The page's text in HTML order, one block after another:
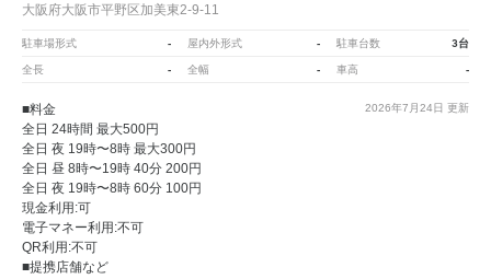
大阪府大阪市平野区加美東2-9-11
駐車場形式 - 屋内外形式 - 駐車台数 3台
全長 - 全幅 - 車高 -
2026年7月24日 更新
■料金
全日 24時間 最大500円
全日 夜 19時〜8時 最大300円
全日 昼 8時〜19時 40分 200円
全日 夜 19時〜8時 60分 100円
現金利用:可
電子マネー利用:不可
QR利用:不可
■提携店舗など